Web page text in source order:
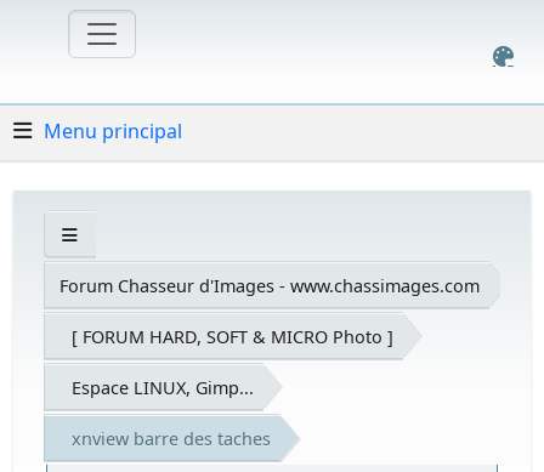
Menu principal
Forum Chasseur d'Images - www.chassimages.com
[ FORUM HARD, SOFT & MICRO Photo ]
Espace LINUX, Gimp...
xnview barre des taches